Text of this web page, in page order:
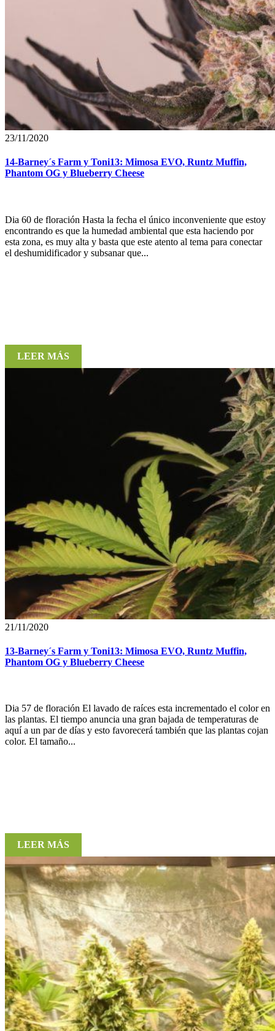
23/11/2020
14-Barney´s Farm y Toni13: Mimosa EVO, Runtz Muffin,
Phantom OG y Blueberry Cheese
Dia 60 de floración Hasta la fecha el único inconveniente que estoy
encontrando es que la humedad ambiental que esta haciendo por
esta zona, es muy alta y basta que este atento al tema para conectar
el deshumidificador y subsanar que...
LEER MÁS
21/11/2020
13-Barney´s Farm y Toni13: Mimosa EVO, Runtz Muffin,
Phantom OG y Blueberry Cheese
Dia 57 de floración El lavado de raíces esta incrementado el color en
las plantas. El tiempo anuncia una gran bajada de temperaturas de
aquí a un par de días y esto favorecerá también que las plantas cojan
color. El tamaño...
LEER MÁS